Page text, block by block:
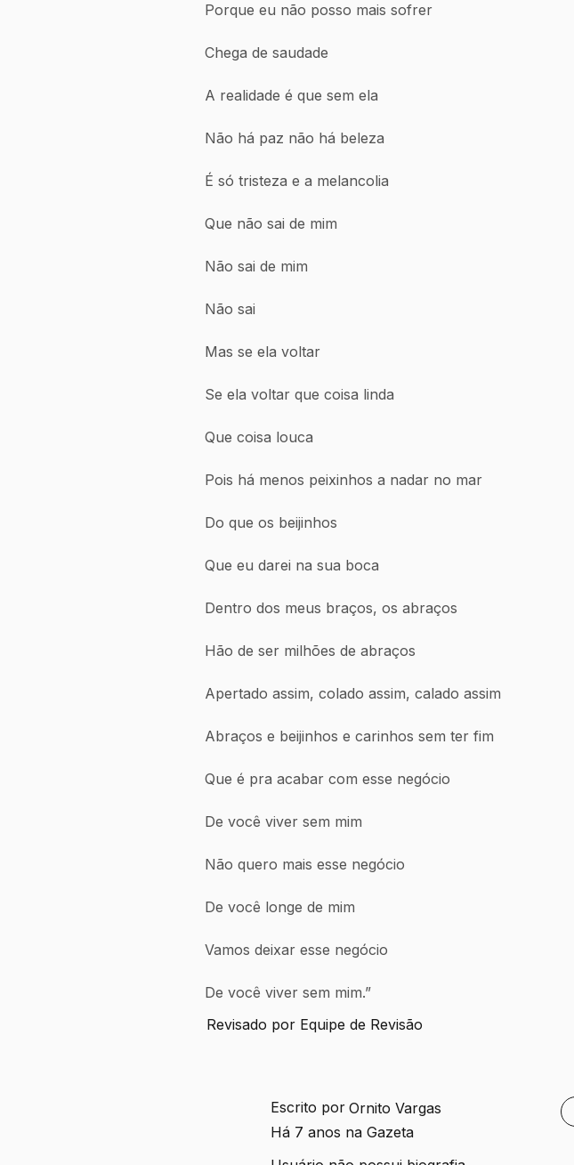
Porque eu não posso mais sofrer
Chega de saudade
A realidade é que sem ela
Não há paz não há beleza
É só tristeza e a melancolia
Que não sai de mim
Não sai de mim
Não sai
Mas se ela voltar
Se ela voltar que coisa linda
Que coisa louca
Pois há menos peixinhos a nadar no mar
Do que os beijinhos
Que eu darei na sua boca
Dentro dos meus braços, os abraços
Hão de ser milhões de abraços
Apertado assim, colado assim, calado assim
Abraços e beijinhos e carinhos sem ter fim
Que é pra acabar com esse negócio
De você viver sem mim
Não quero mais esse negócio
De você longe de mim
Vamos deixar esse negócio
De você viver sem mim.”
Revisado por Equipe de Revisão
Escrito por Ornito Vargas
Há 7 anos na Gazeta